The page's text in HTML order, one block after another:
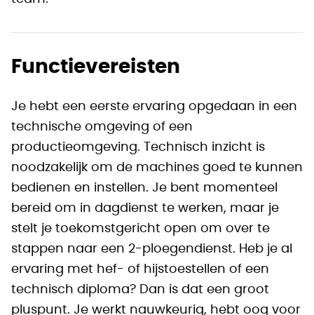
Functievereisten
Je hebt een eerste ervaring opgedaan in een
technische omgeving of een
productieomgeving. Technisch inzicht is
noodzakelijk om de machines goed te kunnen
bedienen en instellen. Je bent momenteel
bereid om in dagdienst te werken, maar je
stelt je toekomstgericht open om over te
stappen naar een 2-ploegendienst. Heb je al
ervaring met hef- of hijstoestellen of een
technisch diploma? Dan is dat een groot
pluspunt. Je werkt nauwkeurig, hebt oog voor